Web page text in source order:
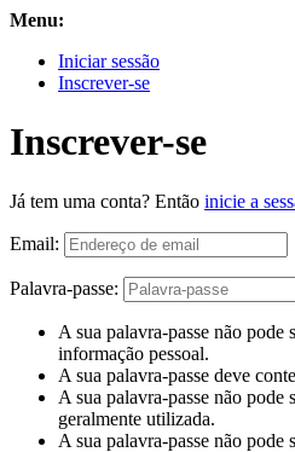
Menu:
Iniciar sessão
Inscrever-se
Inscrever-se
Já tem uma conta? Então inicie a
Email:
Palavra-passe:
A sua palavra-passe não pode
informação pessoal.
A sua palavra-passe deve
A sua palavra-passe não pode
geralmente utilizada.
A sua palavra-passe não pode